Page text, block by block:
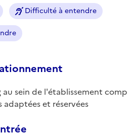
Difficulté à entendre
au sein de l'établissement comp
adaptées et réservées